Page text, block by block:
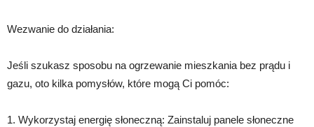
Wezwanie do działania:
Jeśli szukasz sposobu na ogrzewanie mieszkania bez prądu i
gazu, oto kilka pomysłów, które mogą Ci pomóc:
1. Wykorzystaj energię słoneczną: Zainstaluj panele słoneczne